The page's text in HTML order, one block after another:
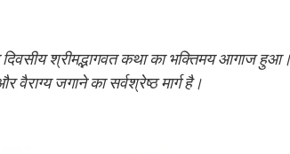
श्रीमद्भागवत कथा का भक्तिमय आगाज
जगाने का सर्वश्रेष्ठ मार्ग है।